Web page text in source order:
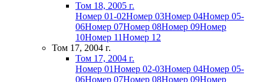
Том 18, 2005 г.
Номер 01-02Номер 03Номер 04Номер 05-
06Номер 07Номер 08Номер 09Номер
10Номер 11Номер 12
Том 17, 2004 г.
Том 17, 2004 г.
Номер 01Номер 02-03Номер 04Номер 05-
06Номер 07Номер 08Номер 09Номер